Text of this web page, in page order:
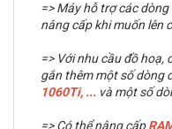
=> Máy hỗ trợ các
nâng cấp khi muốn lên
=> Với nhu cầu đồ hoạ,
gắn thêm một số dòng
1060Ti, ... và một số
=> Có thể nâng cấp